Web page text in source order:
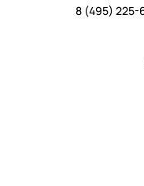
8 (495) 225-